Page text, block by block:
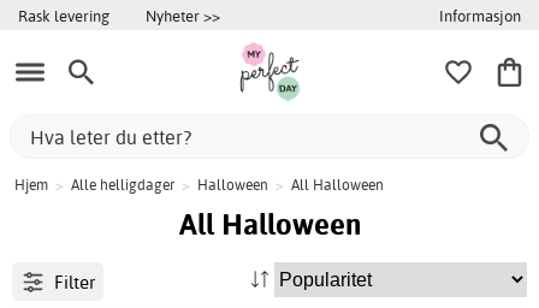
Rask levering Nyheter >> Informasjon
Hjem > Alle helligdager > Halloween > All Halloween
All Halloween
Filter